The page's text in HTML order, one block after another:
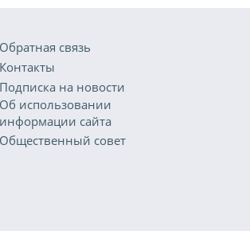
Обратная связь
Контакты
Подписка на новости
Об использовании
информации сайта
Общественный совет